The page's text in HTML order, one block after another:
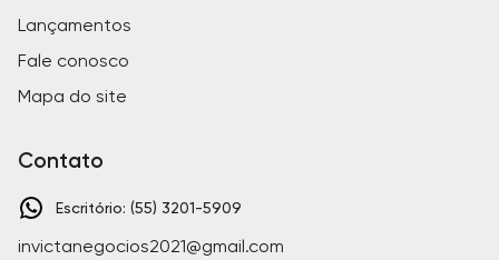
Lançamentos
Fale conosco
Mapa do site
Contato
Escritório: (55) 3201-5909
invictanegocios2021@gmail.com